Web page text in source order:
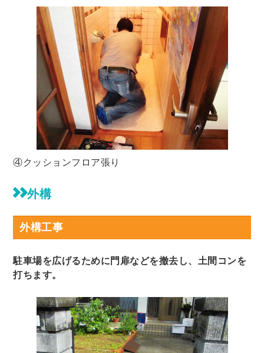
④クッションフロア張り
外構
外構工事
駐車場を広げるために門扉などを撤去し、土間コンを
打ちます。